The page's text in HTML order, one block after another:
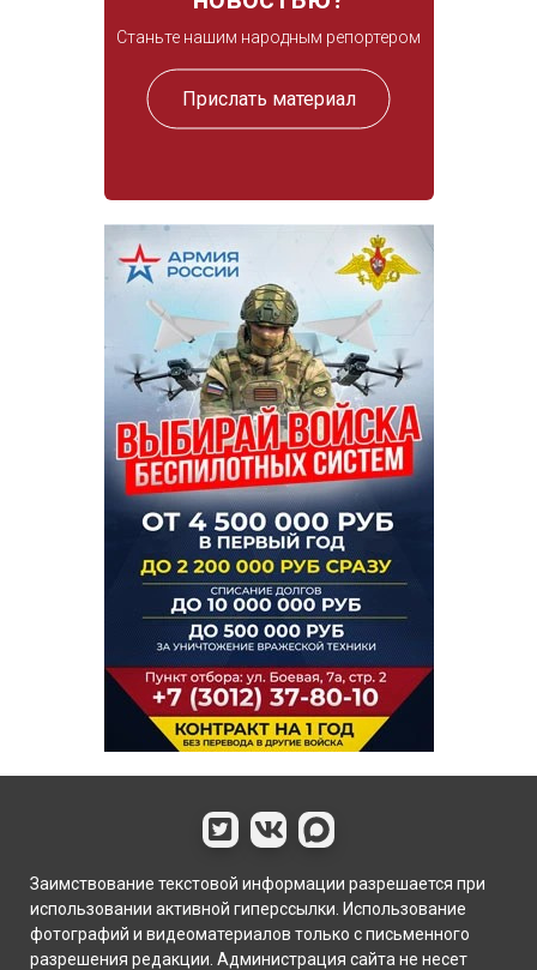
Станьте нашим народным репортером
Прислать материал
Заимствование текстовой информации разрешается при
использовании активной гиперссылки. Использование
фотографий и видеоматериалов только с письменного
разрешения редакции. Администрация сайта не несет